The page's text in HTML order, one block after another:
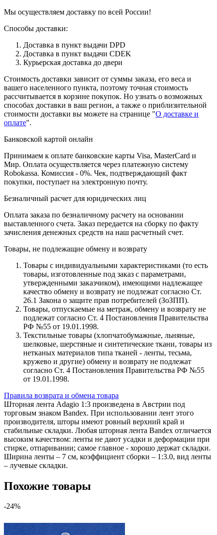
Мы осуществляем доставку по всей России!
Способы доставки:
Доставка в пункт выдачи DPD
Доставка в пункт выдачи CDEK
Курьерская доставка до двери
Стоимость доставки зависит от суммы заказа, его веса и
вашего населенного пункта, поэтому точная стоимость
рассчитывается в корзине покупок. Но узнать о возможных
способах доставки в ваш регион, а также о приблизительной
стоимости доставки вы можете на странице "О доставке и
оплате".
Банковской картой онлайн
Принимаем к оплате банковские карты Visa, MasterCard и
Мир. Оплата осуществляется через платежную систему
Robokassa. Комиссия - 0%. Чек, подтверждающий факт
покупки, поступает на электронную почту.
Безналичный расчет для юридических лиц
Оплата заказа по безналичному расчету на основании
выставленного счета. Заказ передается на сборку по факту
зачисления денежных средств на наш расчетный счет.
Товары, не подлежащие обмену и возврату
Товары с индивидуальными характеристиками (то есть
товары, изготовленные под заказ с параметрами,
утвержденными заказчиком), имеющими надлежащее
качество обмену и возврату не подлежат согласно Ст.
26.1 Закона о защите прав потребителей (ЗоЗПП).
Товары, отпускаемые на метраж, обмену и возврату не
подлежат согласно Ст. 4 Постановления Правительства
РФ №55 от 19.01.1998.
Текстильные товары (хлопчатобумажные, льняные,
шелковые, шерстяные и синтетические ткани, товары из
нетканых материалов типа тканей - ленты, тесьма,
кружево и другие) обмену и возврату не подлежат
согласно Ст. 4 Постановления Правительства РФ №55
от 19.01.1998.
Правила возврата и обмена товара
Шторная лента Adagio 1:3 произведена в Австрии под
торговым знаком Bandex. При использовании лент этого
производителя, шторы имеют ровный верхний край и
стабильные складки. Любая шторная лента Bandex отличается
высоким качеством: ленты не дают усадки и деформации при
стирке, отпаривании; самое главное - хорошо держат складки.
Ширина ленты – 7 см, коэффициент сборки – 1:3.0, вид ленты
– лучевые складки.
Похожие товары
-24%